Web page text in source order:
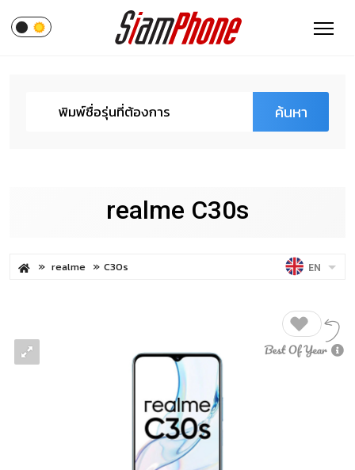
ค้นหา
realme C30s
realme C30s EN